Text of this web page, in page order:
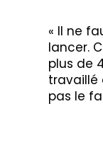
« Il ne
lancer.
plus de
travaillé
pas le